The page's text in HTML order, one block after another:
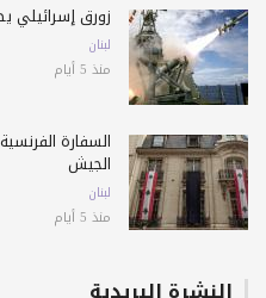
زورق إسرائيلي
لبنان
منذ 5 أيام
السفارة
الجيش
لبنان
منذ 5 أيام